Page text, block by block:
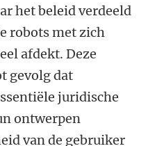
het beleid verdeeld
robots met zich
afdekt. Deze
gevolg dat
juridische
ontwerpen
van de gebruiker